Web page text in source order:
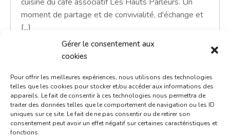
Gérer le consentement aux
cookies
Pour offrir les meilleures expériences, nous utilisons des technologies
telles que les cookies pour stocker et/ou accéder aux informations des
appareils. Le fait de consentir à ces technologies nous permettra de
traiter des données telles que le comportement de navigation ou les ID
uniques sur ce site. Le fait de ne pas consentir ou de retirer son
consentement peut avoir un effet négatif sur certaines caractéristiques et
fonctions.
moment de partage et de convivialité, d'échange et
[...]
En savoir plus